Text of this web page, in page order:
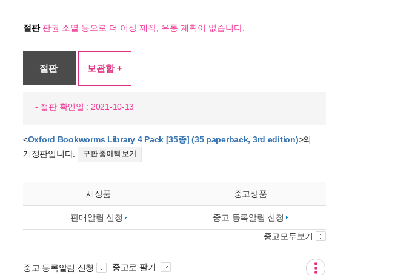
절판판권 소멸 등으로 더 이상 제작, 유통 계획이 없습니다.
절판 보관함 +
- 절판 확인일 : 2021-10-13
<Oxford Bookworms Library 4 Pack [35종] (35 paperback, 3rd edition)>의
개정판입니다.
구판 종이책 보기
새상품 중고상품
판매알림 신청 중고 등록알림 신청
중고모두보기
중고 등록알림 신청 중고로 팔기